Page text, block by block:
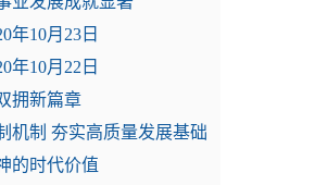
年10月23日
年10月22日
拥新篇章
机制 夯实高质量发展基础
的时代价值